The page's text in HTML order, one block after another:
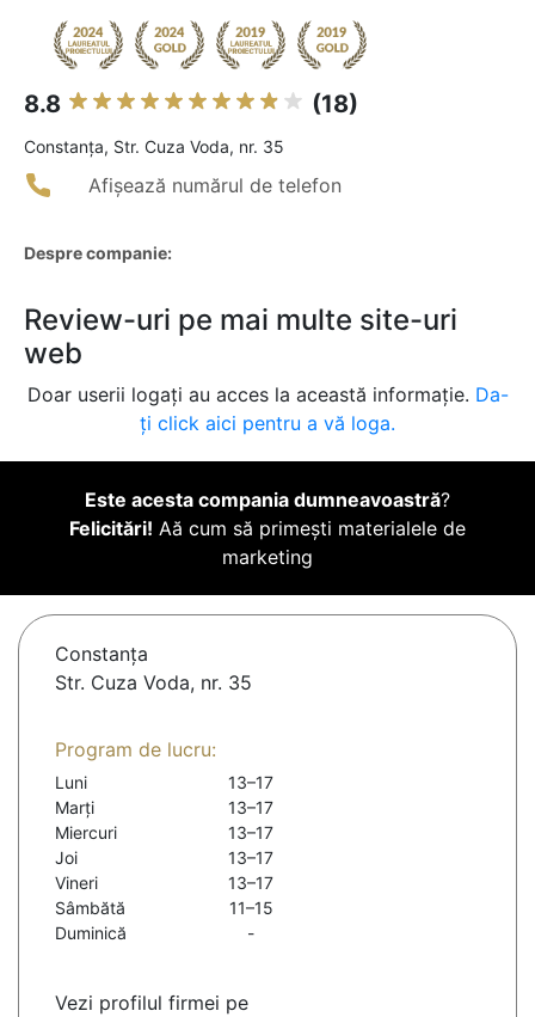
8.8 (18)
Constanţa, Str. Cuza Voda, nr. 35
Afișează numărul de telefon
Despre companie:
Review-uri pe mai multe site-uri
web
Doar userii logați au acces la această informație. Da-
ți click aici pentru a vă loga.
Este acesta compania dumneavoastră?
Felicitări! Aă cum să primești materialele de
marketing
Constanţa
Str. Cuza Voda, nr. 35
Program de lucru:
Luni
13–17
Marți
13–17
Miercuri
13–17
Joi
13–17
Vineri
13–17
Sâmbătă
11–15
Duminică
-
Vezi profilul firmei pe